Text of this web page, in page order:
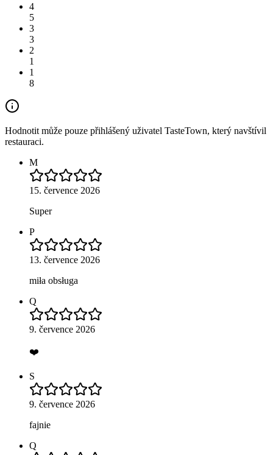
4
5
3
3
2
1
1
8
Hodnotit může pouze přihlášený uživatel TasteTown, který navštívil
restauraci.
M
15. července 2026
Super
P
13. července 2026
miła obsługa
Q
9. července 2026
❤️
S
9. července 2026
fajnie
Q